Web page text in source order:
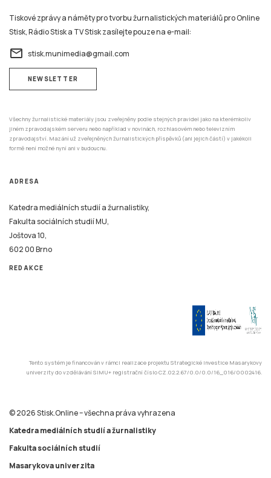
Tiskové zprávy a náměty pro tvorbu žurnalistických materiálů pro Online
Stisk, Rádio Stisk a TV Stisk zasílejte pouze na e-mail:
email stisk.munimedia@gmail.com
NEWSLETTER
Všechny žurnalistické materiály jsou zveřejněny podle stejných pravidel jako na kterémkoliv
jiném zpravodajském serveru nebo například v novinách, rozhlasovém nebo televizním
zpravodajství. Mazání už zveřejněných žurnalistických příspěvků (ani jejich částí) v jakékoli
formě není možné nyní ani v budoucnu.
ADRESA
Katedra mediálních studií a žurnalistiky,
Fakulta sociálních studií MU,
Joštova 10,
602 00 Brno
REDAKCE
Tento systém je financován v rámci realizace projektu Strategické investice Masarykovy
univerzity do vzdělávání SIMU+ registrační číslo CZ.02.2.67/0.0/0.0/16_016/0002416.
© 2026 Stisk.Online – všechna práva vyhrazena
Katedra mediálních studií a žurnalistiky
Fakulta sociálních studií
Masarykova univerzita